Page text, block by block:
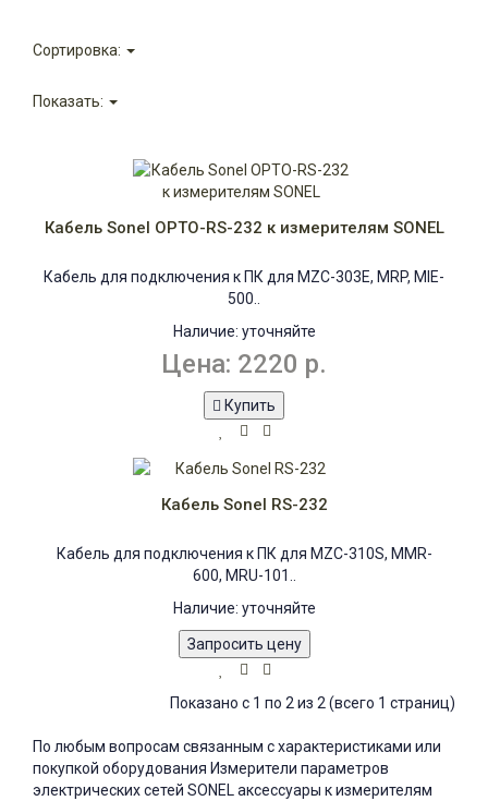
Сортировка:
Показать:
Кабель Sonel OPTO-RS-232 к измерителям SONEL
Кабель для подключения к ПК для MZC-303E, MRP, MIE-
500..
Наличие: уточняйте
Цена: 2220 р.
Купить
Кабель Sonel RS-232
Кабель для подключения к ПК для MZC-310S, MMR-
600, MRU-101..
Наличие: уточняйте
Запросить цену
Показано с 1 по 2 из 2 (всего 1 страниц)
По любым вопросам связанным с характеристиками или
покупкой оборудования Измерители параметров
электрических сетей SONEL аксессуары к измерителям